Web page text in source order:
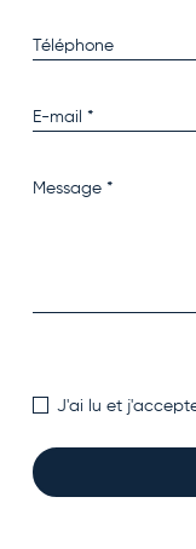
J'ai lu et